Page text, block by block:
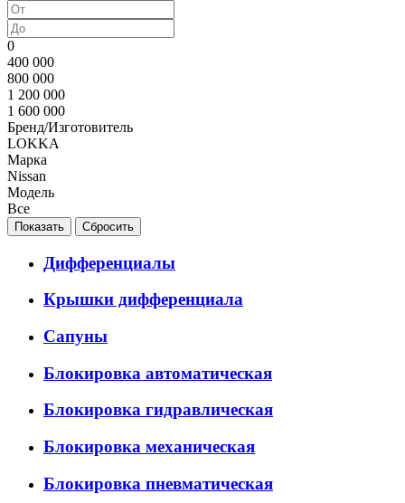
По популярности
0
400 000
800 000
1 200 000
1 600 000
Бренд/Изготовитель
LOKKA
Марка
Nissan
Модель
Все
Дифференциалы
Крышки дифференциала
Сапуны
Блокировка автоматическая
Блокировка гидравлическая
Блокировка механическая
Блокировка пневматическая